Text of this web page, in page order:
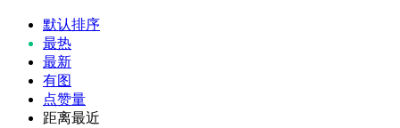
默认排序
最热
最新
有图
点赞量
距离最近